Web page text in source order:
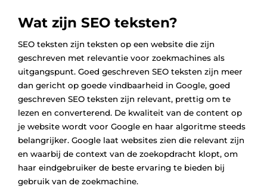
Wat zijn SEO teksten?
SEO teksten zijn teksten op een website die zijn
geschreven met relevantie voor zoekmachines als
uitgangspunt. Goed geschreven SEO teksten zijn meer
dan gericht op goede vindbaarheid in Google, goed
geschreven SEO teksten zijn relevant, prettig om te
lezen en converterend. De kwaliteit van de content op
je website wordt voor Google en haar algoritme steeds
belangrijker. Google laat websites zien die relevant zijn
en waarbij de context van de zoekopdracht klopt, om
haar eindgebruiker de beste ervaring te bieden bij
gebruik van de zoekmachine.